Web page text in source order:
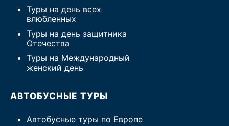
Туры на день всех
влюбленных
Туры на день защитника
Отечества
Туры на Международный
женский день
АВТОБУСНЫЕ ТУРЫ
Автобусные туры по Европе